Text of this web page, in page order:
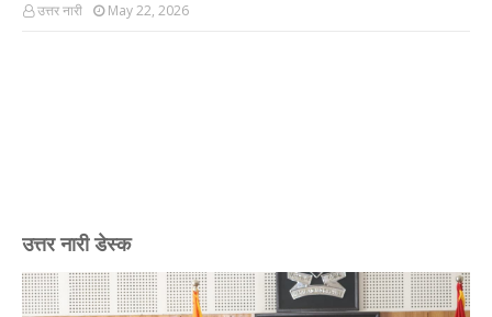
उत्तर नारी May 22, 2026
उत्तर नारी डेस्क